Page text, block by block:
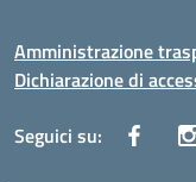
Amministrazione
Dichiarazione di
Seguici su: